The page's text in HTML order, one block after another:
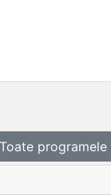
Toate programele